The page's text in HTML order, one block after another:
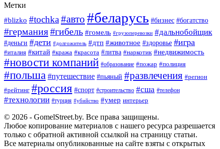
Метки
#blizko #tochka#авто #беларусь #бизнес #богатство
#германия#гибель #гомель #грузоперевозки #дальнобойщик
#деньги #дети #долгожитель #дтп #животное #здоровье #игра
#италия #китай #кража #красота #литва #наркотик #недвижимость
#новости компаний #образование #пожар #полиция
#польша #путешествие #пьяный #развлечения #регион
#рейтинг #россия #спорт #строительство #сша #телефон
#технологии #турция #убийство #умер интерьер
© 2026 - GomelStreet.by. Все права защищены.
Любое копирование материалов с нашего ресурса разрешается
только с обратной активной ссылкой на страницу статьи.
Все материалы опубликованные на сайте взяты с открытых